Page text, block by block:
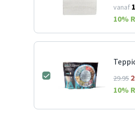
vanaf
10%
29.95
10%